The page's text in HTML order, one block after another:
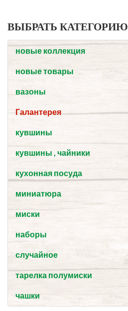
ВЫБРАТЬ КАТЕГОРИЮ
новые коллекция
новые товары
вазоны
Галантерея
кувшины
кувшины , чайники
кухонная посуда
миниатюра
миски
наборы
случайное
тарелка полумиски
чашки